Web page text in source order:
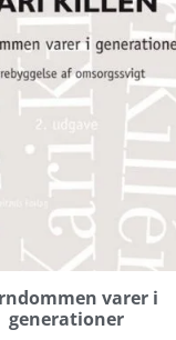
varer i
generationer